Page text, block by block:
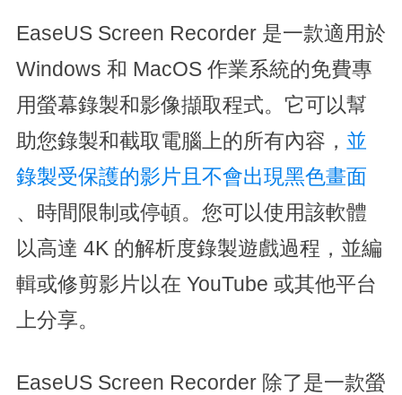
EaseUS Screen Recorder 是一款適用於
Windows 和 MacOS 作業系統的免費專
用螢幕錄製和影像擷取程式。它可以幫
助您錄製和截取電腦上的所有內容， 並
錄製受保護的影片且不會出現黑色畫面
、時間限制或停頓。您可以使用該軟體
以高達 4K 的解析度錄製遊戲過程，並編
輯或修剪影片以在 YouTube 或其他平台
上分享。
EaseUS Screen Recorder 除了是一款螢